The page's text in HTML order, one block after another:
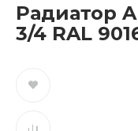
Радиатор
3/4 RAL